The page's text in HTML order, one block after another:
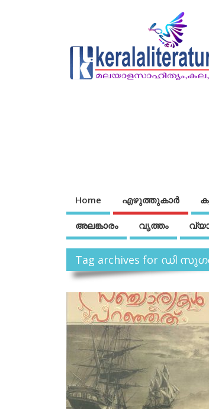
Home എഴുത്തുകാര്‍
അലങ്കാരം വൃത്തം
Tag archives for ഡി